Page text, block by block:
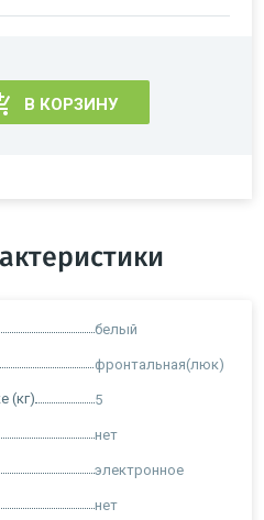
В КОРЗИНУ
белый
фронтальная(люк)
(кг) 5
нет
электронное
нет